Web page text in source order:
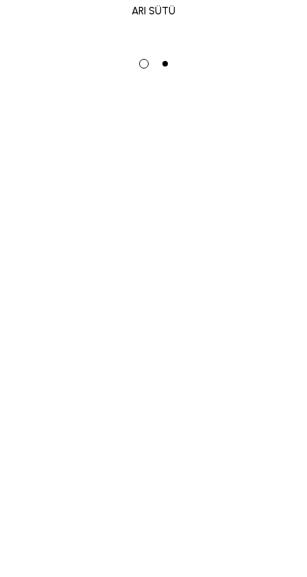
ARI SÜTÜ